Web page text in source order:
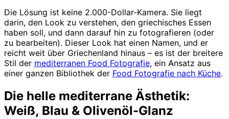
Die Lösung ist keine 2.000-Dollar-Kamera. Sie liegt
darin, den Look zu verstehen, den griechisches Essen
haben soll, und dann darauf hin zu fotografieren (oder
zu bearbeiten). Dieser Look hat einen Namen, und er
reicht weit über Griechenland hinaus – es ist der breitere
Stil der mediterranen Food Fotografie, ein Ansatz aus
einer ganzen Bibliothek der Food Fotografie nach Küche.
Die helle mediterrane Ästhetik:
Weiß, Blau & Olivenöl-Glanz